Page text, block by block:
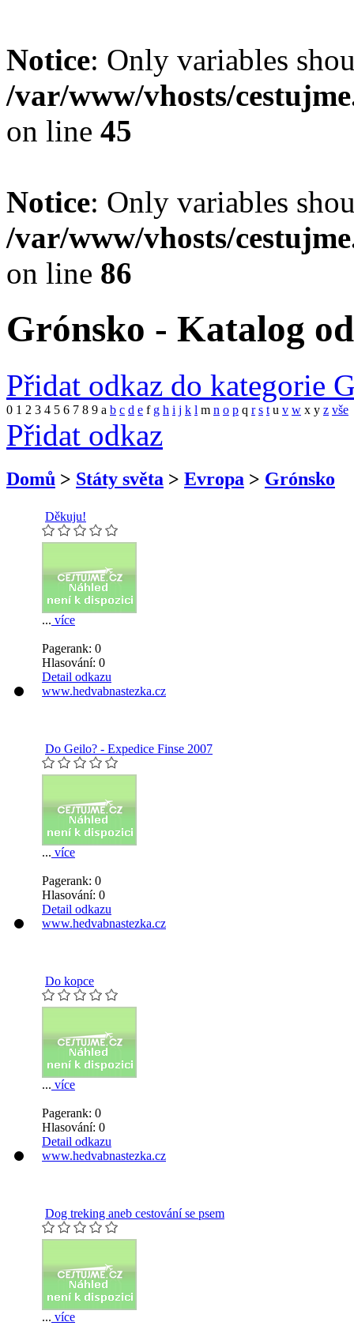
Notice: Only variables
/var/www/vhosts/
on line 45
Notice: Only variables
/var/www/vhosts/
on line 86
Grónsko - Katalog
Přidat odkaz do kategorie
0 1 2 3 4 5 6 7 8 9 a b c d e f g h i j k l m n o p q r s t u v w x y z vše
Přidat odkaz
Domů > Státy světa > Evropa > Grónsko
Děkuju!
... více
Pagerank: 0
Hlasování: 0
Detail odkazu
www.hedvabnastezka.cz
Do Geilo? - Expedice Finse 2007
... více
Pagerank: 0
Hlasování: 0
Detail odkazu
www.hedvabnastezka.cz
Do kopce
... více
Pagerank: 0
Hlasování: 0
Detail odkazu
www.hedvabnastezka.cz
Dog treking aneb cestování se psem
... více